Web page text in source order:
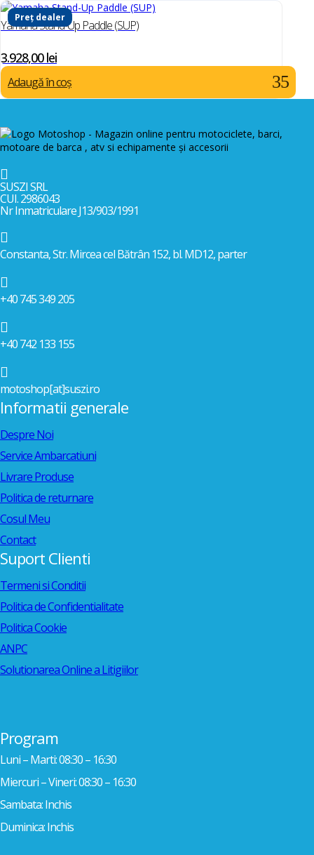
Preț dealer
Yamaha Stand-Up Paddle (SUP)
3.928,00lei
Adaugă în coș

SUSZI SRL
CUI. 2986043
Nr Inmatriculare J13/903/1991

Constanta, Str. Mircea cel Bătrân 152, bl. MD12, parter

+40 745 349 205

+40 742 133 155

motoshop[at]suszi.ro
Informatii generale
Despre Noi
Service Ambarcatiuni
Livrare Produse
Politica de returnare
Cosul Meu
Contact
Suport Clienti
Termeni si Conditii
Politica de Confidentialitate
Politica Cookie
ANPC
Solutionarea Online a Litigiilor
Program
Luni – Marti: 08:30 – 16:30
Miercuri – Vineri: 08:30 – 16:30
Sambata: Inchis
Duminica: Inchis